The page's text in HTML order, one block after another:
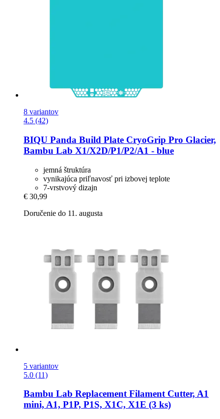
8 variantov
4.5 (42)
BIQU Panda Build Plate CryoGrip Pro Glacier,
Bambu Lab X1/X2D/P1/P2/A1 -​ blue
jemná štruktúra
vynikajúca priľnavosť pri izbovej teplote
7-vrstvový dizajn
€ 30,99
Doručenie do 11. augusta
5 variantov
5.0 (11)
Bambu Lab Replacement Filament Cutter, A1
mini, A1, P1P, P1S, X1C, X1E (3 ks)